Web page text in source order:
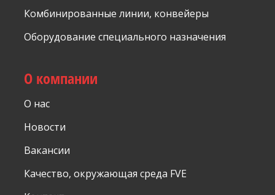
Комбинированные линии, конвейеры
Оборудование специального назначения
О компании
О нас
Новости
Вакансии
Качество, окружающая среда FVE